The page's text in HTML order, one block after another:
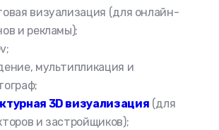
визуализация (для онлайн-
и рекламы);
мультипликация и
3D визуализация (для
и застройщиков);